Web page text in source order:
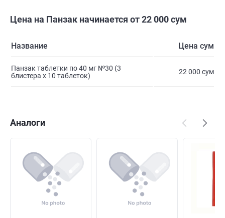
Цена на Панзак начинается от 22 000 сум
Название Цена сум
Панзак таблетки по 40 мг №30 (3
блистера х 10 таблеток)
22 000 сум
Аналоги